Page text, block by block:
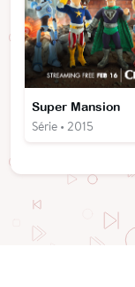
Super Mansion
Série • 2015